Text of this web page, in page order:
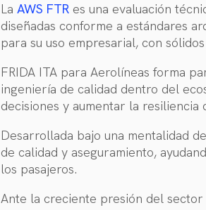
La AWS FTR es una evaluación
diseñadas conforme a estándares
para su uso empresarial, con
FRIDA ITA para Aerolíneas forma
ingeniería de calidad dentro del
decisiones y aumentar la
Desarrollada bajo una mentalidad
de calidad y aseguramiento,
los pasajeros.
Ante la creciente presión del